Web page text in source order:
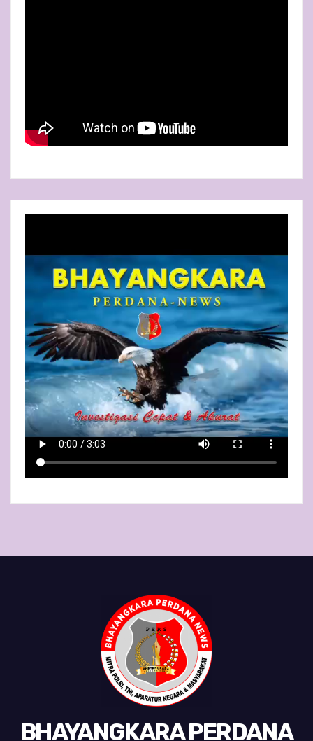
BHAYANGKARA PERDANA